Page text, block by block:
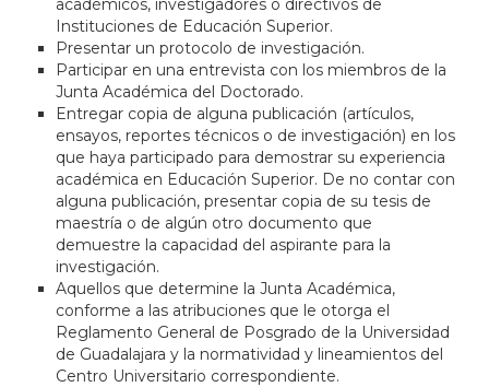
Instituciones de Educación Superior.
Presentar un protocolo de investigación.
Participar en una entrevista con los miembros de la
Junta Académica del Doctorado.
Entregar copia de alguna publicación (artículos,
ensayos, reportes técnicos o de investigación) en los
que haya participado para demostrar su experiencia
académica en Educación Superior. De no contar con
alguna publicación, presentar copia de su tesis de
maestría o de algún otro documento que
demuestre la capacidad del aspirante para la
investigación.
Aquellos que determine la Junta Académica,
conforme a las atribuciones que le otorga el
Reglamento General de Posgrado de la Universidad
de Guadalajara y la normatividad y lineamientos del
Centro Universitario correspondiente.